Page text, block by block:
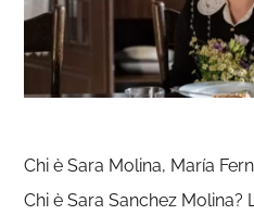
Chi è Sara Molina, María
Chi è Sara Sanchez Molina?